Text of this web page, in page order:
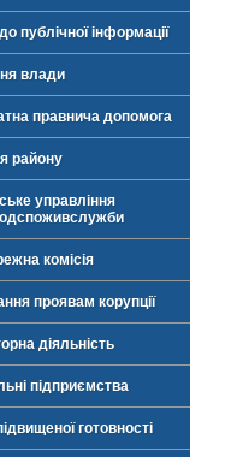
публічної інформації
влади
правнича допомога
району
управління
комісія
проявам корупції
діяльність
підприємства
готовності